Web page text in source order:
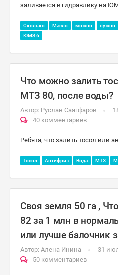
заливается в гидравлику на
Сколько Масло можно нужно
ЮМЗ 6
Что можно залить
МТЗ 80, после воды?
Автор: Руслан Саягфаров
40 комментариев
Ребята, что залить тосол или
Тосол Антифриз Вода МТЗ
Своя земля 50 га ,
82 за 1 млн в
или лучше балочник
Автор: Алена Инина
31
50 комментариев